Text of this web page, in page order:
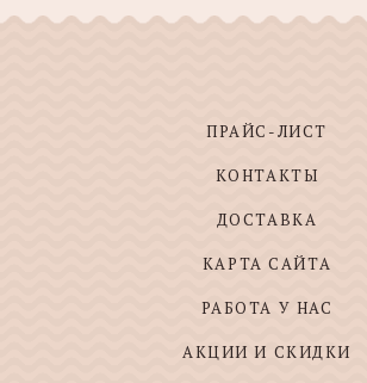
ПРАЙС-ЛИСТ
КОНТАКТЫ
ДОСТАВКА
КАРТА САЙТА
РАБОТА У НАС
АКЦИИ И СКИДКИ